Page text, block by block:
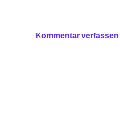
Kommentar verfassen